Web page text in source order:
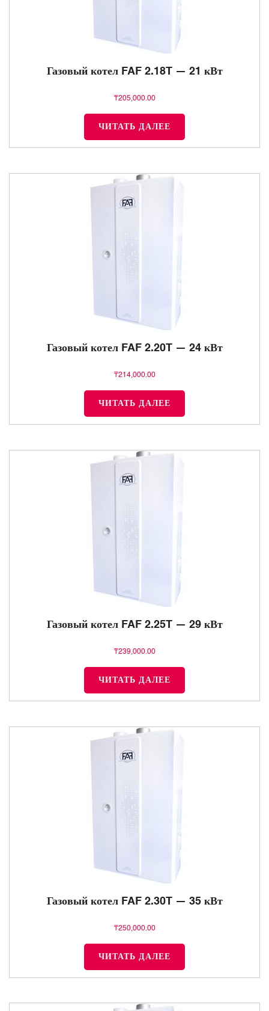
Газовый котел FAF 2.18T — 21 кВт
₸205,000.00
ЧИТАТЬ ДАЛЕЕ
Газовый котел FAF 2.20T — 24 кВт
₸214,000.00
ЧИТАТЬ ДАЛЕЕ
Газовый котел FAF 2.25T — 29 кВт
₸239,000.00
ЧИТАТЬ ДАЛЕЕ
Газовый котел FAF 2.30T — 35 кВт
₸250,000.00
ЧИТАТЬ ДАЛЕЕ